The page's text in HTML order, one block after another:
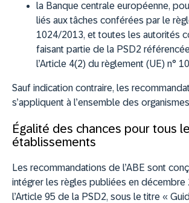
la Banque centrale européenne,
liés aux tâches conférées par le
1024/2013, et toutes les autorités
faisant partie de la PSD2
l’Article 4(2) du règlement (UE) n°
Sauf indication contraire, les
s’appliquent à l’ensemble des
Égalité des chances pour tous
établissements
Les recommandations de l’ABE sont
intégrer les règles publiées en décembre
l’Article 95 de la PSD2, sous le titre «